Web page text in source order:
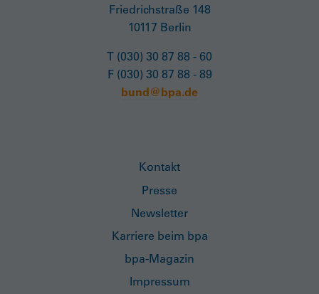
Friedrichstraße 148
10117 Berlin
T (030) 30 87 88 - 60
F (030) 30 87 88 - 89
bund@bpa.de
Kontakt
Presse
Newsletter
Karriere beim bpa
bpa-Magazin
Impressum